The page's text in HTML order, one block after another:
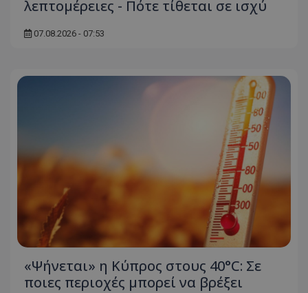
λεπτομέρειες - Πότε τίθεται σε ισχύ
07.08.2026 - 07:53
«Ψήνεται» η Κύπρος στους 40°C: Σε
ποιες περιοχές μπορεί να βρέξει